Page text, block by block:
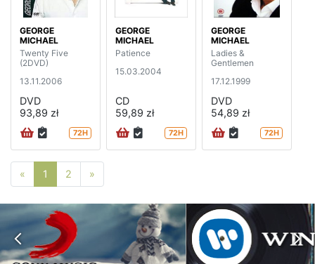
GEORGE
MICHAEL
Twenty Five
(2DVD)
13.11.2006
DVD
93,89 zł
72H
GEORGE
MICHAEL
Patience
15.03.2004
CD
59,89 zł
72H
GEORGE
MICHAEL
Ladies &
Gentlemen
17.12.1999
DVD
54,89 zł
72H
« Poprzednia strona
1 2 »